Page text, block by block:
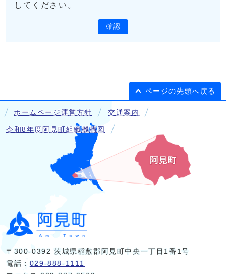
してください。
確認
ページの先頭へ戻る
ホームページ運営方針 交通案内
令和8年度阿見町組織機構図
〒300-0392 茨城県稲敷郡阿見町中央一丁目1番1号
電話： 029-888-1111